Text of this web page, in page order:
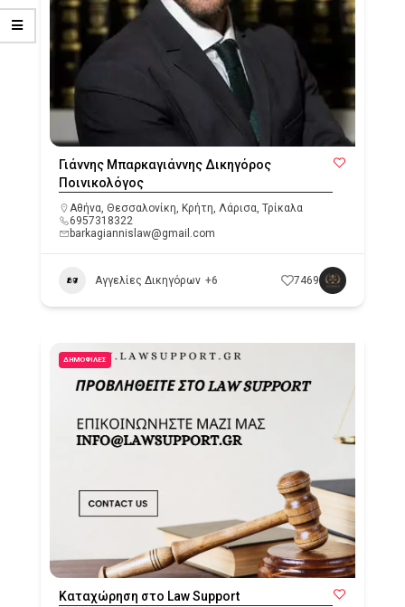
Γιάννης Μπαρκαγιάννης Δικηγόρος
Ποινικολόγος
Αθήνα, Θεσσαλονίκη, Κρήτη, Λάρισα, Τρίκαλα
6957318322
barkagiannislaw@gmail.com
Αγγελίες Δικηγόρων +6 7469
ΔΗΜΟΦΙΛΈΣ
Καταχώρηση στο Law Support